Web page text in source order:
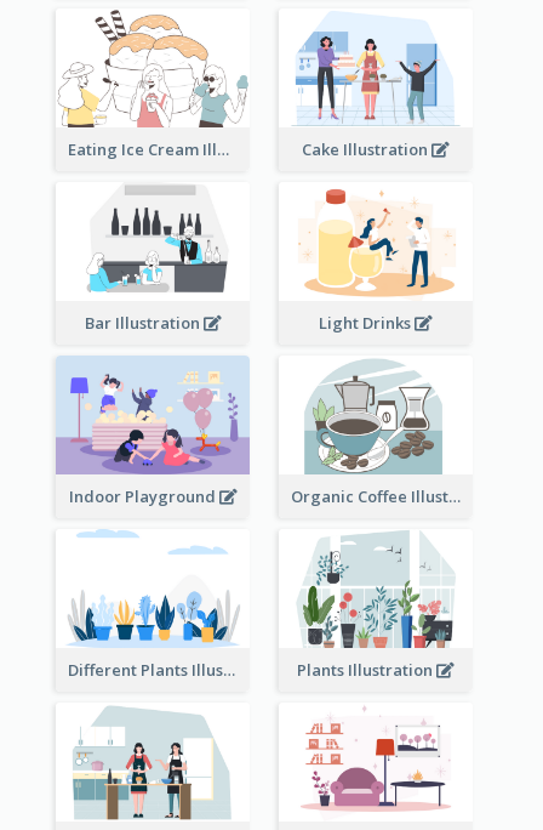
Eating Ice Cream Illustration Cake Illustration
Bar Illustration Light Drinks
Indoor Playground Organic Coffee Illustration
Different Plants Illustration Plants Illustration